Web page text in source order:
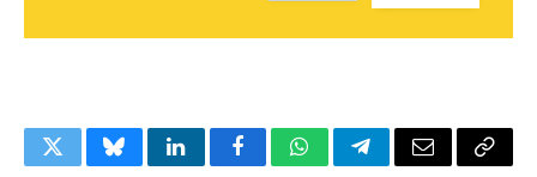
TwitterBlueskyLinkedInFacebookWhatsAppTelegramEmail Copy